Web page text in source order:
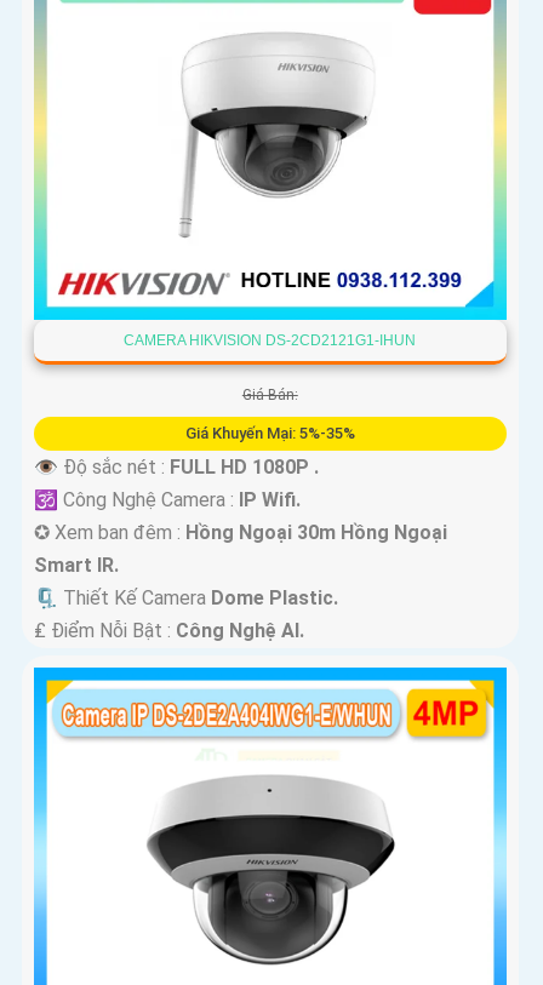
CAMERA HIKVISION DS-2CD2121G1-IHUN
Giá Bán:
Giá Khuyến Mại: 5%-35%
👁 Độ sắc nét : FULL HD 1080P .
🕉️ Công Nghệ Camera : IP Wifi.
✪ Xem ban đêm : Hồng Ngoại 30m Hồng Ngoại
Smart IR.
🗜️ Thiết Kế Camera Dome Plastic.
️₤ Điểm Nỗi Bật : Công Nghệ AI.